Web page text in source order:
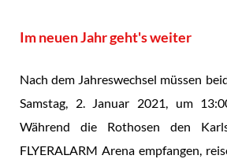
Im neuen Jahr geht's weiter
Nach dem Jahreswechsel müssen
Samstag, 2. Januar 2021, um
Während die Rothosen den
FLYERALARM Arena empfangen,